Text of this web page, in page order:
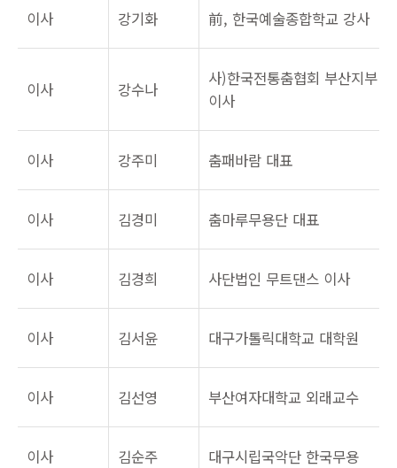
이사 강기화 前, 한국예술종합학교 강사
이사 강수나
사)한국전통춤협회 부산지부
이사
이사 강주미 춤패바람 대표
이사 김경미 춤마루무용단 대표
이사 김경희 사단법인 무트댄스 이사
이사 김서윤 대구가톨릭대학교 대학원
이사 김선영 부산여자대학교 외래교수
이사 김순주 대구시립국악단 한국무용